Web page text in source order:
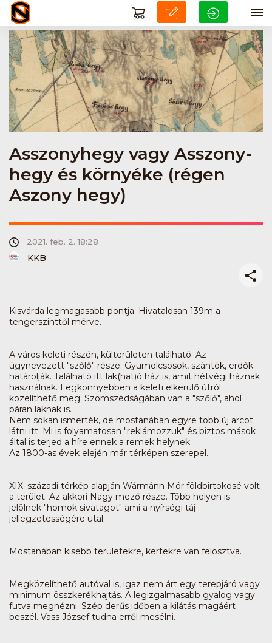
Asszonyhegy vagy Asszony-
hegy és környéke (régen
Aszony hegy)
2021. feb. 2. 18:28
KKB
Kisvárda legmagasabb pontja. Hivatalosan 139m a
tengerszinttől mérve.
A város keleti részén, külterületen található. Az
úgynevezett "szőlő" része. Gyümölcsösök, szántók, erdők
határolják. Található itt lak(hat)ó ház is, amit hétvégi háznak
használnak. Legkönnyebben a keleti elkerülő útról
közelíthető meg. Szomszédságában van a "szőlő", ahol
páran laknak is.
Nem sokan ismerték, de mostanában egyre több új arcot
látni itt. Mi is folyamatosan "reklámozzuk" és biztos mások
által is terjed a híre ennek a remek helynek.
Az 1800-as évek elején már térképen szerepel.
XIX. századi térkép alapján Wármánn Mór földbirtokosé volt
a terület. Az akkori Nagy mező része. Több helyen is
jelölnek "homok sivatagot" ami a nyírségi táj
jellegzetességére utal.
Mostanában kisebb területekre, kertekre van felosztva.
Megközelíthető autóval is, igaz nem árt egy terepjáró vagy
minimum összkerékhajtás. A legizgalmasabb gyalog vagy
futva megnézni. Szép derűs időben a kilátás magáért
beszél. Vass József tudna erről mesélni.